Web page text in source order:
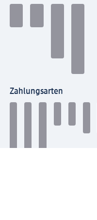
Zahlungsarten